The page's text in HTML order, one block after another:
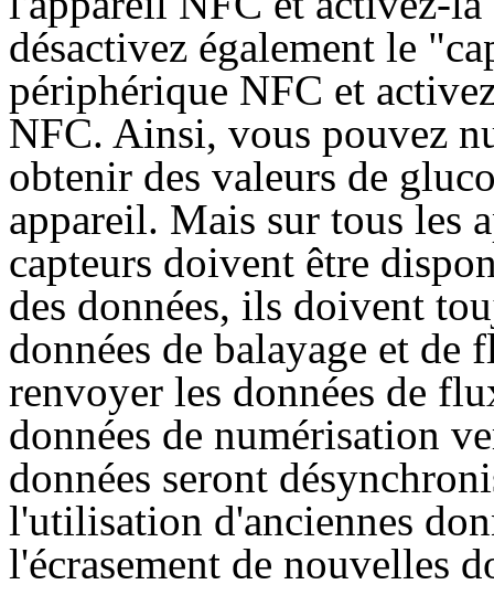
désactivez également le
périphérique NFC et
NFC. Ainsi, vous pouvez
obtenir des valeurs de
appareil. Mais sur tous les
capteurs doivent être
des données, ils doivent
données de balayage et
renvoyer les données de
données de numérisation
données seront
l'utilisation d'anciennes
l'écrasement de nouvelles